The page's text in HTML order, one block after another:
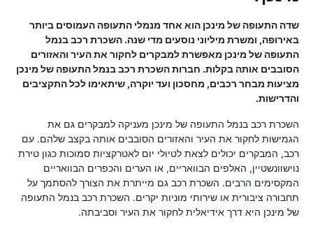
שדה התעופה של מינכן הוא אחד מנמלי התעופה העמוסים ביותר
באירופה, ומשרת מיליוני נוסעים מדי שנה. השכרת רכב בנמל
התעופה של מינכן מאפשרת למבקרים לחקור את העיר והאזורים
הסובבים אותה בקלות. חברות השכרת רכב בנמל התעופה של מינכן
מציעות מבחר רכבים, מחסכון ועד יוקרה, שיתאימו לכל התקציבים
והדרישות.
השכרת רכב בנמל התעופה של מינכן מעניקה למבקרים גם את
הגמישות לחקור את העיר והאזורים הסובבים אותה בקצב שלהם. עם
רכב, המבקרים יכולים לצאת לטיולי יום לאטרקציות סמוכות כגון טירת
נוישוונשטיין, האלפים הבוואריים, או הערים והכפרים הבוואריים
המקסימים הרבים. השכרת רכב גם מייתרת את הצורך להסתמך על
תחבורה ציבורית או שירותי מוניות יקרים. השכרת רכב בנמל התעופה
של מינכן היא דרך אידיאלית לחקור את העיר וסביבתה.